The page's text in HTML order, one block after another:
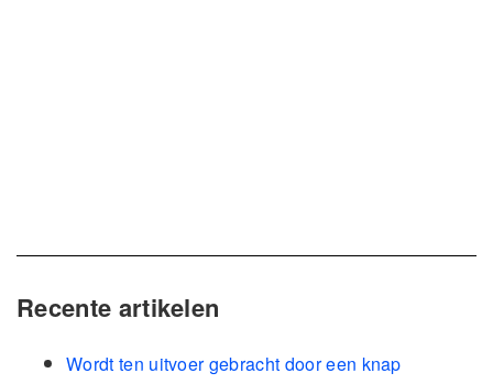
Recente artikelen
Wordt ten uitvoer gebracht door een knap